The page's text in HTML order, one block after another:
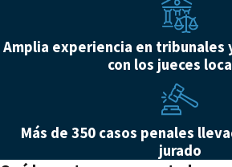
Amplia experiencia en tribunales
con los jueces
Más de 350 casos penales
jurado